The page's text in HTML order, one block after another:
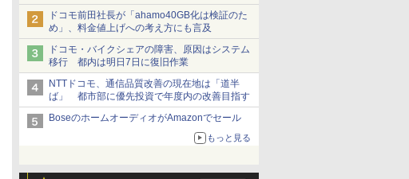
ドコモ前田社長が「ahamo40GB化は検証のた
め」、料金値上げへの考え方にも言及
ドコモ・バイクシェアの障害、原因はシステム
移行 都内は明日7日に復旧作業
NTTドコモ、通信品質改善の現在地は「道半
ば」 都市部に優先投資で年度内の改善目指す
BoseのホームオーディオがAmazonでセール
もっと見る